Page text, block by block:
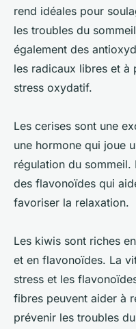
rend idéales pour
les troubles du
également des
les radicaux libres et à
stress oxydatif.
Les cerises sont une
une hormone qui joue
régulation du sommeil.
des flavonoïdes qui
favoriser la relaxation.
Les kiwis sont riches
et en flavonoïdes. La
stress et les
fibres peuvent aider à
prévenir les troubles